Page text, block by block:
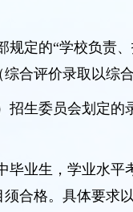
规定的“学校负责
合评价录取以综
招生委员会划定的
毕业生，学业水平
合格。具体要求